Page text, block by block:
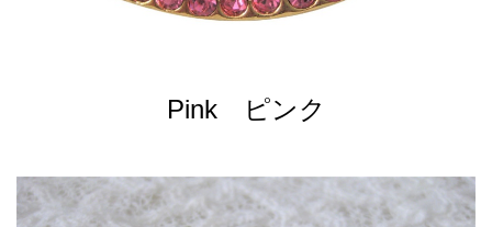
Pink ピンク